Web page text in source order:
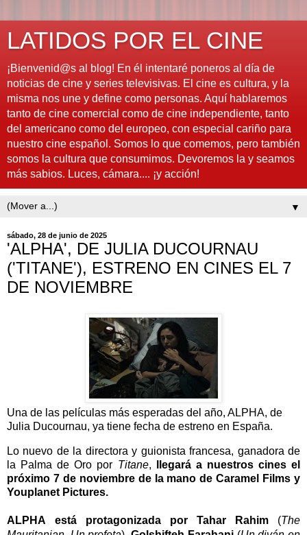
LATIDOS POR EL CINE
¡Bienvenid@s al blog! En él intentaré poneros al día de
noticias de cine y series televisivas. El cine es cultura, y la
misma nos une y define como personas. Aquí hablaremos
tanto de cine comercial como de cine independiente, tanto
del americano como del europeo, con especial cariño para
nuestro cine español. Somos lo que comemos, pero también
somos la cultura que consumimos. Devoremos la y seamos
más sabios. Luces, cámara.... ¡y acción!
▼
sábado, 28 de junio de 2025
'ALPHA', DE JULIA DUCOURNAU
('TITANE'), ESTRENO EN CINES EL 7
DE NOVIEMBRE
Una de las películas más esperadas del año, ALPHA, de
Julia Ducournau, ya tiene fecha de estreno en España.
Lo nuevo de la directora y guionista francesa, ganadora de
la Palma de Oro por Titane,
llegará a nuestros cines el
próximo 7 de noviembre de la mano de Caramel Films y
Youplanet Pictures.
ALPHA está protagonizada por Tahar Rahim (The